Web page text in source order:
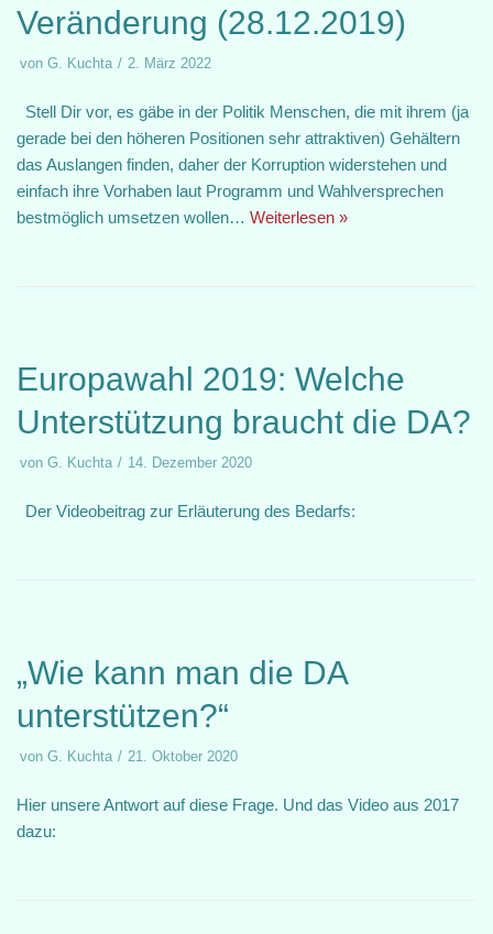
Veränderung (28.12.2019)
von G. Kuchta 2. März 2022
Stell Dir vor, es gäbe in der Politik Menschen, die mit ihrem (ja
gerade bei den höheren Positionen sehr attraktiven) Gehältern
das Auslangen finden, daher der Korruption widerstehen und
einfach ihre Vorhaben laut Programm und Wahlversprechen
bestmöglich umsetzen wollen… Weiterlesen »
Europawahl 2019: Welche
Unterstützung braucht die DA?
von G. Kuchta 14. Dezember 2020
Der Videobeitrag zur Erläuterung des Bedarfs:
„Wie kann man die DA
unterstützen?“
von G. Kuchta 21. Oktober 2020
Hier unsere Antwort auf diese Frage. Und das Video aus 2017
dazu: